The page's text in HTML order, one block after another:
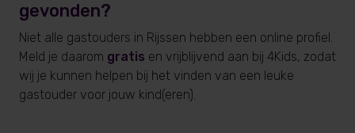
gevonden?
Niet alle gastouders in Rijssen hebben een online profiel.
Meld je daarom gratis en vrijblijvend aan bij 4Kids, zodat
wij je kunnen helpen bij het vinden van een leuke
gastouder voor jouw kind(eren).